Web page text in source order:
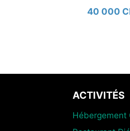
40 000
ACTIVITÉS
Hébergement